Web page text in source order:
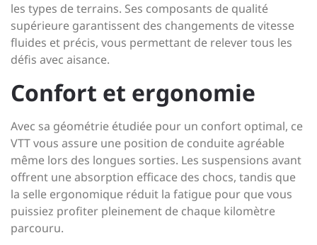
les types de terrains. Ses composants de qualité
supérieure garantissent des changements de vitesse
fluides et précis, vous permettant de relever tous les
défis avec aisance.
Confort et ergonomie
Avec sa géométrie étudiée pour un confort optimal, ce
VTT vous assure une position de conduite agréable
même lors des longues sorties. Les suspensions avant
offrent une absorption efficace des chocs, tandis que
la selle ergonomique réduit la fatigue pour que vous
puissiez profiter pleinement de chaque kilomètre
parcouru.